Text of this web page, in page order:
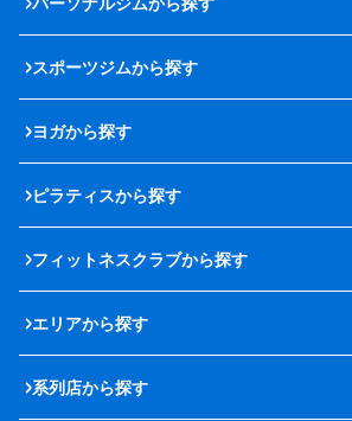
スポーツジムから探す
ヨガから探す
ピラティスから探す
フィットネスクラブから探す
エリアから探す
系列店から探す